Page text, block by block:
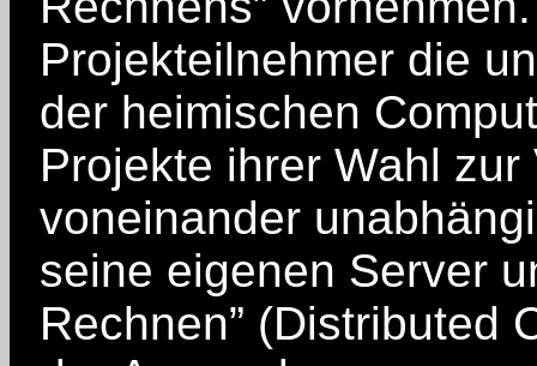
Projekteilnehmer die
der heimischen
Projekte ihrer Wahl
voneinander
seine eigenen Server
Rechnen” (Distributed